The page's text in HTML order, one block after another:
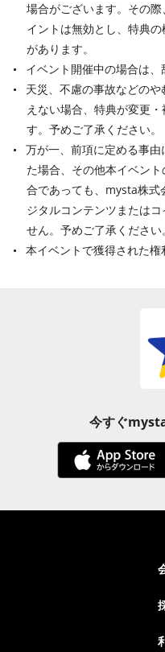
場合がございます。その
イントは無効とし、特典
があります。
イベント開催中の場合は、
天災、不慮の事故などの
えない場合、特典が変更
す。予めご了承ください。
万が一、前項に定める事
た場合、その他本イベン
合であっても、mysta株式
ジタルコンテンツまたは
せん。予めご了承ください。
本イベントで獲得された権
今すぐ